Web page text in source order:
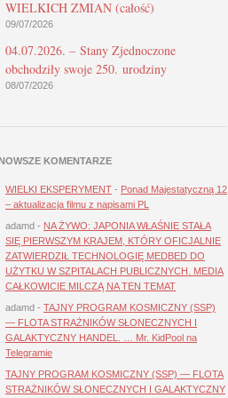
WIELKICH ZMIAN (całość)
09/07/2026
04.07.2026. – Stany Zjednoczone
obchodziły swoje 250. urodziny
08/07/2026
KOMENTARZE
WIELKI EKSPERYMENT - Ponad Majestatyczną 12
– aktualizacja filmu z napisami PL
adamd - NA ŻYWO: JAPONIA WŁAŚNIE STAŁA
SIĘ PIERWSZYM KRAJEM, KTÓRY OFICJALNIE
ZATWIERDZIŁ TECHNOLOGIĘ MEDBED DO
UŻYTKU W SZPITALACH PUBLICZNYCH. MEDIA
CAŁKOWICIE MILCZĄ NA TEN TEMAT
adamd - TAJNY PROGRAM KOSMICZNY (SSP)
— FLOTA STRAŻNIKÓW SŁONECZNYCH I
GALAKTYCZNY HANDEL. … Mr. KidPool na
Telegramie
TAJNY PROGRAM KOSMICZNY (SSP) — FLOTA
STRAŻNIKÓW SŁONECZNYCH I GALAKTYCZNY